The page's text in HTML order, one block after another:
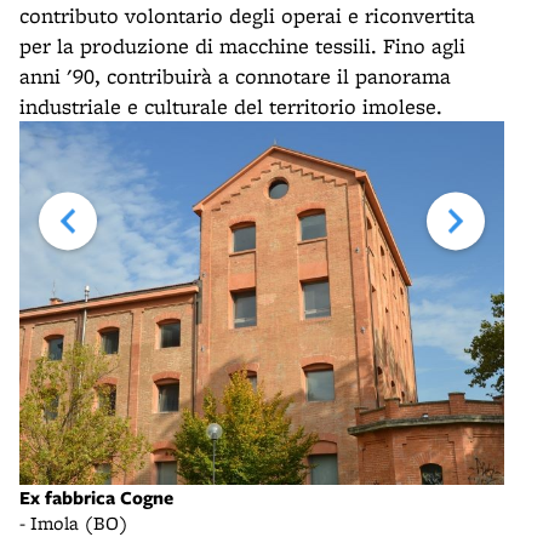
contributo volontario degli operai e riconvertita
per la produzione di macchine tessili. Fino agli
anni '90, contribuirà a connotare il panorama
industriale e culturale del territorio imolese.
Ex fabbrica Cogne
- Imola (BO)